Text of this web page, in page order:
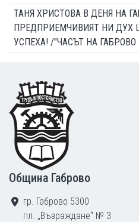
ТАНЯ ХРИСТОВА В ДЕНЯ НА
ПРЕДПРИЕМЧИВИЯТ НИ ДУХ
УСПЕХА! /"ЧАСЪТ НА ГАБРОВО
Footer
Община Габрово
гр. Габрово 5300
пл. „Възраждане“ № 3